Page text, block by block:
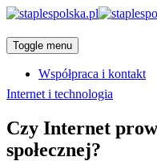
Toggle menu
Współpraca i kontakt
Categories
Internet i technologia
Czy Internet
społecznej?